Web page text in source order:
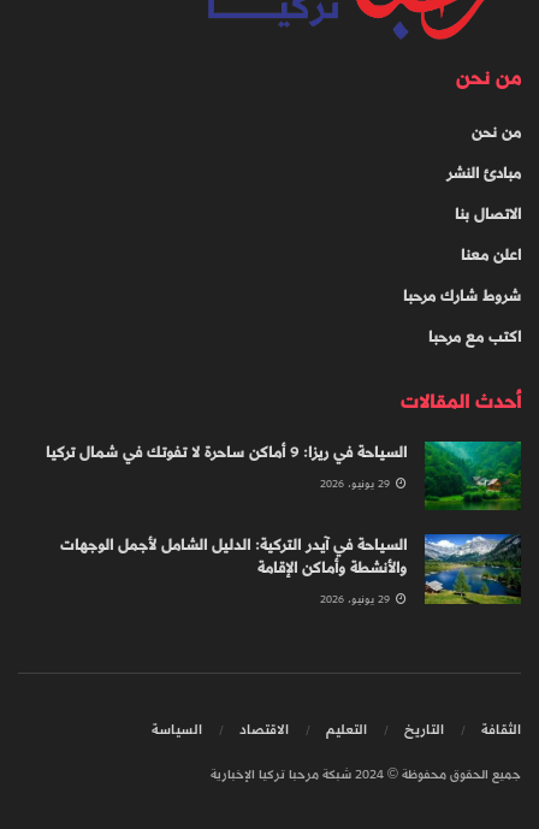
من نحن
من نحن
مبادئ النشر
الاتصال بنا
اعلن معنا
شروط شارك مرحبا
اكتب مع مرحبا
أحدث المقالات
السياحة في ريزا: 9 أماكن ساحرة لا تفوتك في شمال تركيا
السياحة في آيدر التركية: الدليل الشامل لأجمل الوجهات
والأنشطة وأماكن الإقامة
الثقافة التاريخ التعليم الاقتصاد السياسة
جميع الحقوق محفوظة © 2024 شبكة مرحبا تركيا الإخبارية